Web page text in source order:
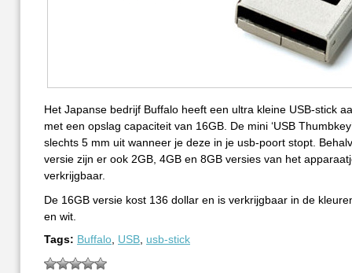
Het Japanse bedrijf Buffalo heeft een ultra kleine USB-stick
met een opslag capaciteit van 16GB. De mini ‘USB
slechts 5 mm uit wanneer je deze in je usb-poort stopt.
versie zijn er ook 2GB, 4GB en 8GB versies van het
verkrijgbaar.
De 16GB versie kost 136 dollar en is verkrijgbaar in de
en wit.
Tags: Buffalo USB usb-stick